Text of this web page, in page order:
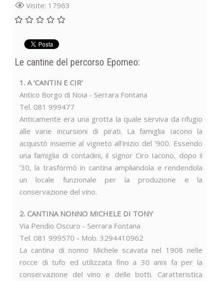
Visite: 17963
Le cantine del percorso Epomeo:
1. A ‘CANTIN E CIR’
Antico Borgo di Noia - Serrara Fontana
Tel. 081 999477
Anticamente era una grotta la quale serviva da rifugio
alle varie incursioni di pirati. La famiglia Iacono la
acquistò insieme al vigneto all’inizio del ‘900. Essendo
una famiglia di contadini, il signor Ciro Iacono, dopo il
’30, la trasformò in cantina ampliandola e rendendola
un locale funzionale per la produzione e la
conservazione del vino.
2. CANTINA NONNO MICHELE DI TONY
Via Pendio Oscuro - Serrara Fontana
Tel. 081 999570 - Mob. 3294410962
La cantina di nonno Michele scavata nel 1908 nelle
rocce di tufo ed utilizzata fino a 30 anni fa per la
conservazione del vino e delle botti. Caratteristica